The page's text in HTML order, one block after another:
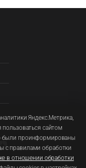
Яндекс.Метрика,
сайтом
были проинформированы
с правилами обработки
в отношении обработки